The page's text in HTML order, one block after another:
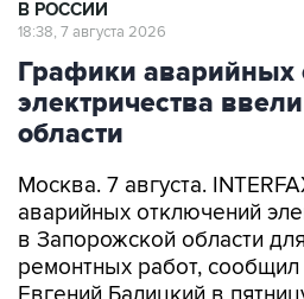
В РОССИИ
18:38, 7 августа 2026
Графики аварийных
электричества
области
Москва. 7 августа.
аварийных отключений
в Запорожской области
ремонтных работ, сообщил